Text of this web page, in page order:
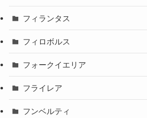
フィランタス
フィロボルス
フォークイエリア
フライレア
フンベルティ